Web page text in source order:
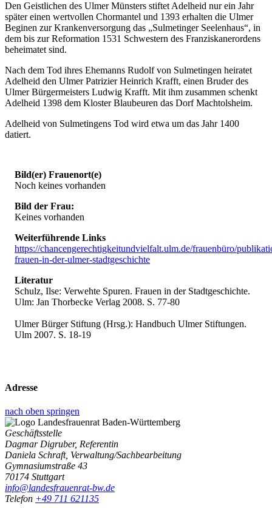
Den Geistlichen des Ulmer Münsters stiftet Adelheid nur ein Jahr
später einen wertvollen Chormantel und 1393 erhalten die Ulmer
Beginen zur Krankenversorgung das „Sulmetinger Seelenhaus“, in
dem bis zur Reformation 1531 Schwestern des Franziskanerordens
beheimatet sind.
Nach dem Tod ihres Ehemanns Rudolf von Sulmetingen heiratet
Adelheid den Ulmer Patrizier Heinrich Krafft, einen Bruder des
Ulmer Bürgermeisters Ludwig Krafft. Mit ihm zusammen schenkt
Adelheid 1398 dem Kloster Blaubeuren das Dorf Machtolsheim.
Adelheid von Sulmetingens Tod wird etwa um das Jahr 1400
datiert.
Bild(er) Frauenort(e)
Noch keines vorhanden
Bild der Frau:
Keines vorhanden
Weiterführende Links
https://chancengerechtigkeitundvielfalt.ulm.de/frauenbüro/
frauen-in-der-ulmer-stadtgeschichte
Literatur
Schulz, Ilse: Verwehte Spuren. Frauen in der Stadtgeschichte.
Ulm: Jan Thorbecke Verlag 2008. S. 77-80
Ulmer Bürger Stiftung (Hrsg.): Handbuch Ulmer Stiftungen.
Ulm 2007. S. 18-19
Adresse
nach oben springen
Geschäftsstelle
Dagmar Digruber, Referentin
Daniela Schraft, Verwaltung/Sachbearbeitung
Gymnasiumstraße 43
70174 Stuttgart
info@landesfrauenrat-bw.de
Telefon +49 711 621135